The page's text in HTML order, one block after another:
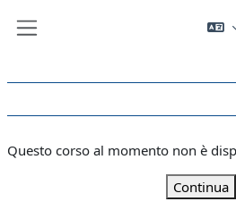
Questo corso al momento non è
Continua